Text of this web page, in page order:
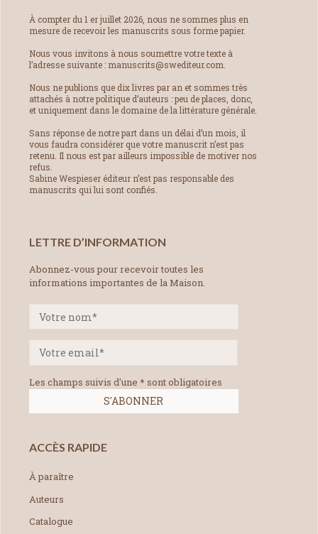
À compter du 1 er juillet 2026, nous ne sommes plus en
mesure de recevoir les manuscrits sous forme papier.
Nous vous invitons à nous soumettre votre texte à
l’adresse suivante : manuscrits@swediteur.com.
Nous ne publions que dix livres par an et sommes très
attachés à notre politique d’auteurs : peu de places, donc,
et uniquement dans le domaine de la littérature générale.
Sans réponse de notre part dans un délai d’un mois, il
vous faudra considérer que votre manuscrit n’est pas
retenu. Il nous est par ailleurs impossible de motiver nos
refus.
Sabine Wespieser éditeur n’est pas responsable des
manuscrits qui lui sont confiés.
LETTRE D’INFORMATION
Abonnez-vous pour recevoir toutes les
informations importantes de la Maison.
Les champs suivis d'une * sont obligatoires
ACCÈS RAPIDE
À paraître
Auteurs
Catalogue